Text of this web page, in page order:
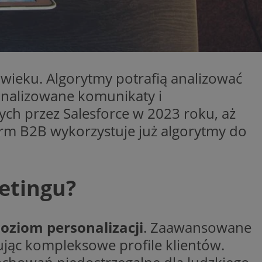
Algorytmy potrafią analizować
komunikaty i
przez Salesforce w 2023 roku, aż
B2B wykorzystuje już algorytmy do
personalizacji. Zaawansowane
kompleksowe profile klientów.
sesji.
Rejestruje
i ustawień
w kolejnych
musi ponownie
wygodę i
Cookie-
dla
określone
skuteczności, a
i zawiera
korzysta
które
Opis